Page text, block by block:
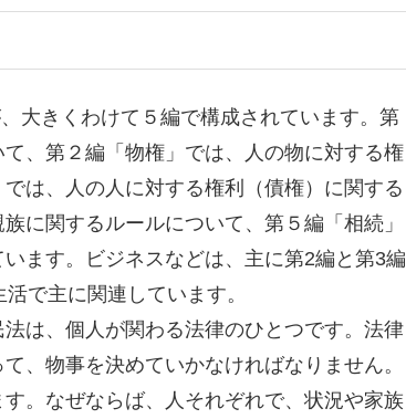
大きくわけて５編で構成されています。第
、第２編「物権」では、人の物に対する権
は、人の人に対する権利（債権）に関する
に関するルールについて、第５編「相続」
ます。ビジネスなどは、主に第2編と第3編
で主に関連しています。
は、個人が関わる法律のひとつです。法律
、物事を決めていかなければなりません。
。なぜならば、人それぞれで、状況や家族